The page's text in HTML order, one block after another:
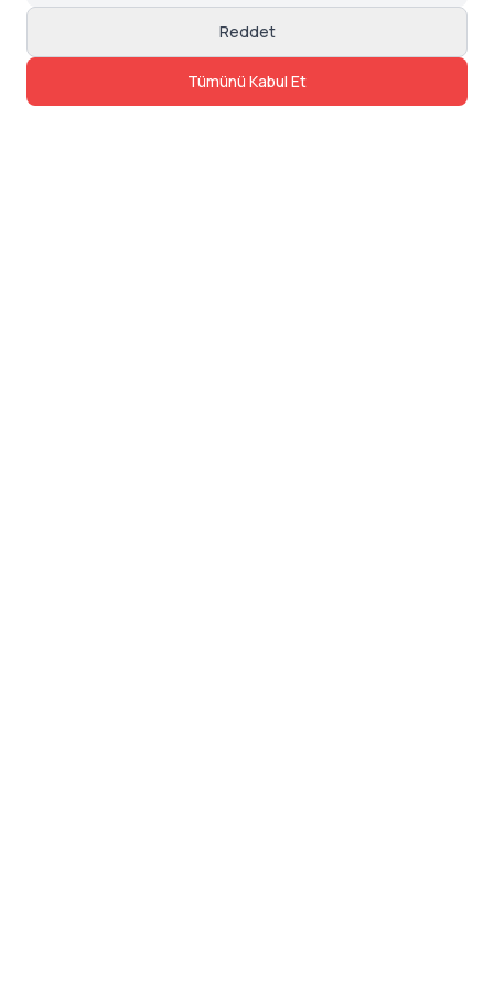
Reddet
Tümünü Kabul Et